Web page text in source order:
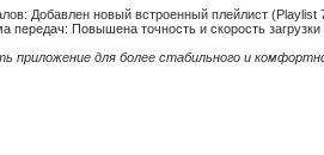
Добавлен новый встроенный плейлист
передач: Повышена точность и скорость
приложение для более стабильного и